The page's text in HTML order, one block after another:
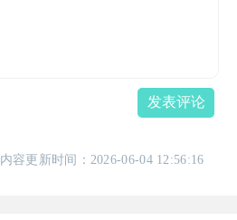
发表评论
内容更新时间：2026-06-04 12:56:16